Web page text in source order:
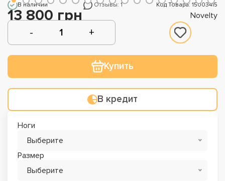
В наличии Отзывы: 1 Код Товара: 15003415
13 800 грн Novelty
Купить
В кредит
Ноги
Выберите
Размер
Выберите